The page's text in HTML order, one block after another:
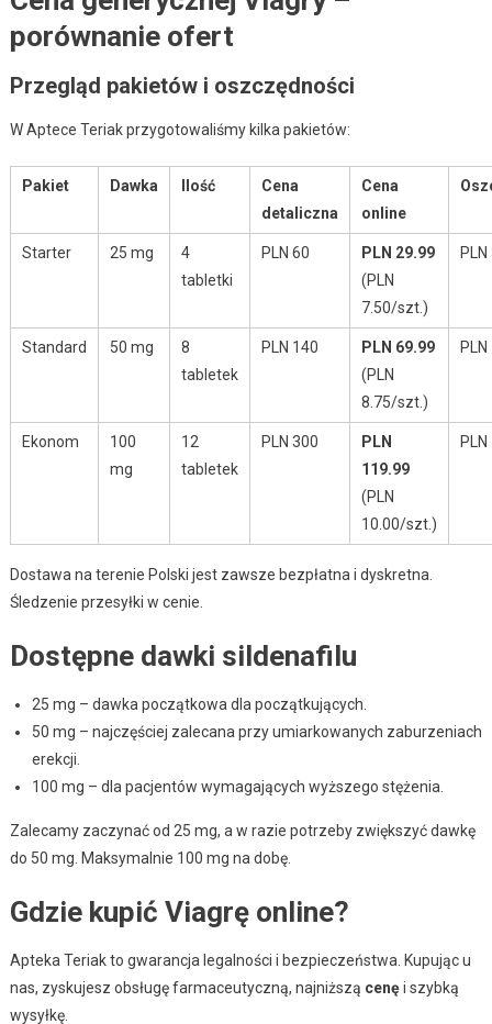
porównanie ofert
Przegląd pakietów i oszczędności
W Aptece Teriak przygotowaliśmy kilka pakietów:
Pakiet Dawka Ilość
Cena
detaliczna
Cena
online
Starter 25 mg
4
tabletki
PLN 60
PLN 29.99
(PLN
7.50/szt.)
Standard 50 mg
8
tabletek
PLN 140
PLN 69.99
(PLN
8.75/szt.)
Ekonom
100
mg
12
tabletek
PLN 300
PLN
119.99
(PLN
10.00/szt.)
Dostawa na terenie Polski jest zawsze bezpłatna i dyskretna.
Śledzenie przesyłki w cenie.
Dostępne dawki sildenafilu
25 mg – dawka początkowa dla początkujących.
50 mg – najczęściej zalecana przy umiarkowanych zaburzeniach
erekcji.
100 mg – dla pacjentów wymagających wyższego stężenia.
Zalecamy zaczynać od 25 mg, a w razie potrzeby zwiększyć dawkę
do 50 mg. Maksymalnie 100 mg na dobę.
Gdzie kupić Viagrę online?
Apteka Teriak to gwarancja legalności i bezpieczeństwa. Kupując u
nas, zyskujesz obsługę farmaceutyczną, najniższą cenęi szybką
wysyłkę.